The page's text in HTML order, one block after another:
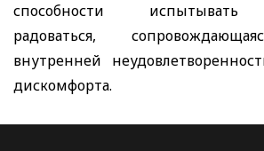
способности испытывать
радоваться,
внутренней
дискомфорта.